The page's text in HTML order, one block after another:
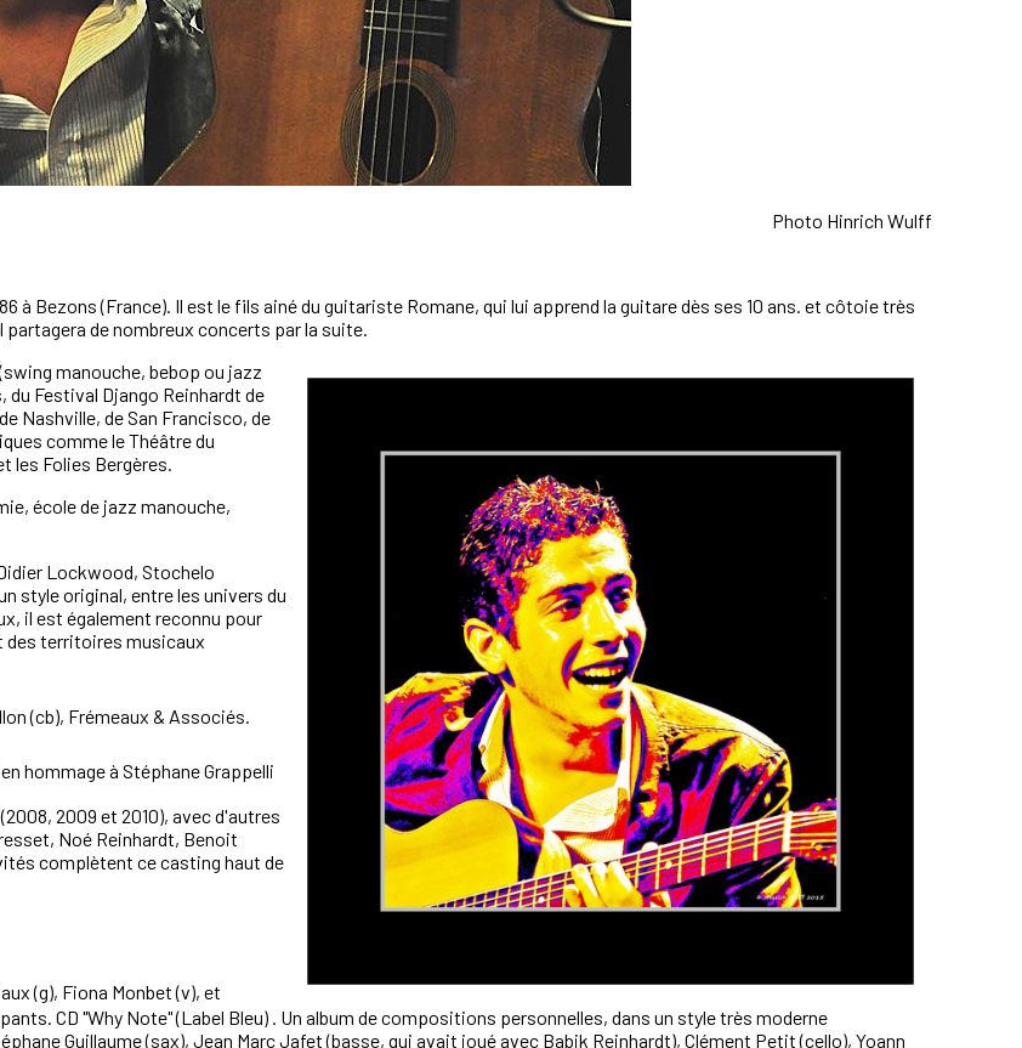
Photo Hinrich Wulff
à Bezons (France). Il est le fils ainé du guitariste Romane, qui lui apprend la guitare dès ses 10 ans. et côtoie très
de nombreux concerts par la suite.
manouche, bebop ou jazz
Festival Django Reinhardt de
Nashville, de San Francisco, de
comme le Théâtre du
les Folies Bergères.
école de jazz manouche,
Lockwood, Stochelo
style original, entre les univers du
il est également reconnu pour
des territoires musicaux
(cb), Frémeaux & Associés.
hommage à Stéphane Grappelli
2009 et 2010), avec d'autres
Noé Reinhardt, Benoit
complètent ce casting haut de
(g), Fiona Monbet (v), et
CD "Why Note" (Label Bleu) . Un album de compositions personnelles, dans un style très moderne
Guillaume (sax), Jean Marc Jafet (basse, qui avait joué avec Babik Reinhardt), Clément Petit (cello), Yoann